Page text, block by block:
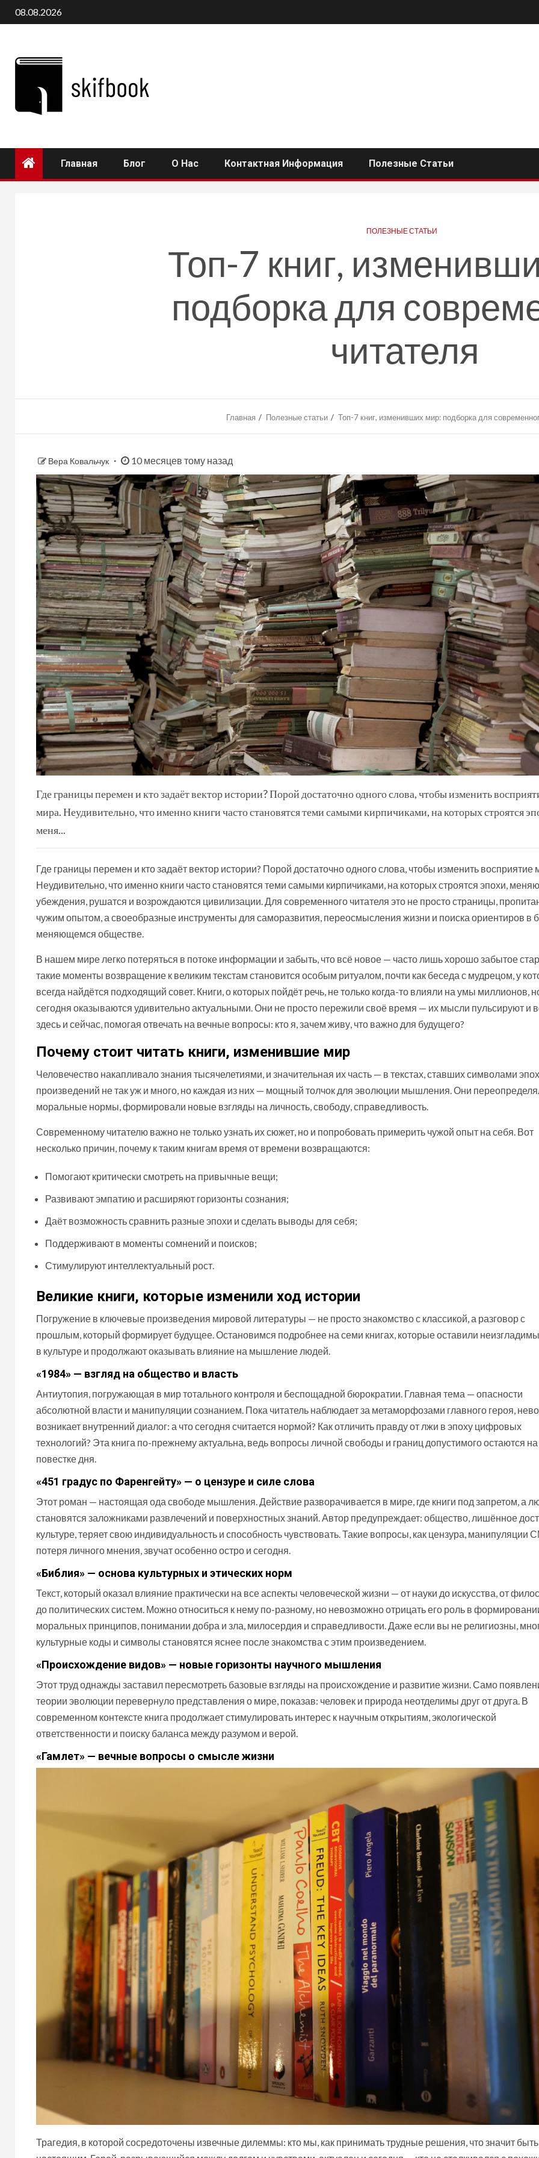
Перейти
к
08.08.2026
Главная Блог О Нас Контактная Информация Полезные Статьи
ПОЛЕЗНЫЕ СТАТЬИ
Топ-7 книг,
подборка для
читателя
Главная Полезные статьи Топ-7 книг, изменивших мир: подборка для
Вера Ковальчук 10 месяцев тому назад
Где границы перемен и кто задаёт вектор истории? Порой достаточно одного слова, чтобы изменить
мира. Неудивительно, что именно книги часто становятся теми самыми кирпичиками, на которых строятся
меня...
Где границы перемен и кто задаёт вектор истории? Порой достаточно одного слова, чтобы изменить восприятие
Неудивительно, что именно книги часто становятся теми самыми кирпичиками, на которых строятся эпохи,
убеждения, рушатся и возрождаются цивилизации. Для современного читателя это не просто страницы,
чужим опытом, а своеобразные инструменты для саморазвития, переосмысления жизни и поиска ориентиров в
меняющемся обществе.
В нашем мире легко потеряться в потоке информации и забыть, что всё новое — часто лишь хорошо забытое
такие моменты возвращение к великим текстам становится особым ритуалом, почти как беседа с мудрецом, у
всегда найдётся подходящий совет. Книги, о которых пойдёт речь, не только когда-то влияли на умы миллионов,
сегодня оказываются удивительно актуальными. Они не просто пережили своё время — их мысли пульсируют и
здесь и сейчас, помогая отвечать на вечные вопросы: кто я, зачем живу, что важно для будущего?
Почему стоит читать книги, изменившие мир
Человечество накапливало знания тысячелетиями, и значительная их часть — в текстах, ставших символами
произведений не так уж и много, но каждая из них — мощный толчок для эволюции мышления. Они
моральные нормы, формировали новые взгляды на личность, свободу, справедливость.
Современному читателю важно не только узнать их сюжет, но и попробовать примерить чужой опыт на себя. Вот
несколько причин, почему к таким книгам время от времени возвращаются:
Помогают критически смотреть на привычные вещи;
Развивают эмпатию и расширяют горизонты сознания;
Даёт возможность сравнить разные эпохи и сделать выводы для себя;
Поддерживают в моменты сомнений и поисков;
Стимулируют интеллектуальный рост.
Великие книги, которые изменили ход истории
Погружение в ключевые произведения мировой литературы — не просто знакомство с классикой, а разговор с
прошлым, который формирует будущее. Остановимся подробнее на семи книгах, которые оставили
в культуре и продолжают оказывать влияние на мышление людей.
«1984» — взгляд на общество и власть
Антиутопия, погружающая в мир тотального контроля и беспощадной бюрократии. Главная тема — опасности
абсолютной власти и манипуляции сознанием. Пока читатель наблюдает за метаморфозами главного героя,
возникает внутренний диалог: а что сегодня считается нормой? Как отличить правду от лжи в эпоху цифровых
технологий? Эта книга по-прежнему актуальна, ведь вопросы личной свободы и границ допустимого остаются на
повестке дня.
«451 градус по Фаренгейту» — о цензуре и силе слова
Этот роман — настоящая ода свободе мышления. Действие разворачивается в мире, где книги под запретом, а
становятся заложниками развлечений и поверхностных знаний. Автор предупреждает: общество, лишённое
культуре, теряет свою индивидуальность и способность чувствовать. Такие вопросы, как цензура, манипуляции
потеря личного мнения, звучат особенно остро и сегодня.
«Библия» — основа культурных и этических норм
Текст, который оказал влияние практически на все аспекты человеческой жизни — от науки до искусства, от
до политических систем. Можно относиться к нему по-разному, но невозможно отрицать его роль в
моральных принципов, понимании добра и зла, милосердия и справедливости. Даже если вы не религиозны,
культурные коды и символы становятся яснее после знакомства с этим произведением.
«Происхождение видов» — новые горизонты научного мышления
Этот труд однажды заставил пересмотреть базовые взгляды на происхождение и развитие жизни. Само
теории эволюции перевернуло представления о мире, показав: человек и природа неотделимы друг от друга. В
современном контексте книга продолжает стимулировать интерес к научным открытиям, экологической
ответственности и поиску баланса между разумом и верой.
«Гамлет» — вечные вопросы о смысле жизни
Трагедия, в которой сосредоточены извечные дилеммы: кто мы, как принимать трудные решения, что значит быть